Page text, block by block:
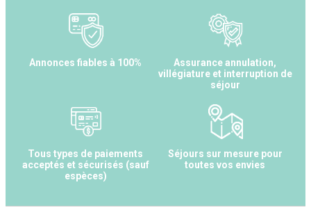
Annonces fiables à 100%
Assurance annulation,
villégiature et interruption de
séjour
Tous types de paiements
acceptés et sécurisés (sauf
espèces)
Séjours sur mesure pour
toutes vos envies